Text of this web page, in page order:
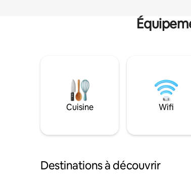
Cuisine Wifi
Destinations à découvrir